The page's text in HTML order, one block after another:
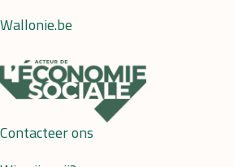
Wallonie.be
Contacteer ons